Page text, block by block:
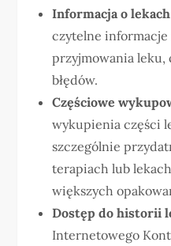
Informacja o lekach
czytelne informacje
przyjmowania leku,
błędów.
Częściowe
wykupienia części
szczególnie
terapiach lub
większych
Dostęp do historii
Internetowego